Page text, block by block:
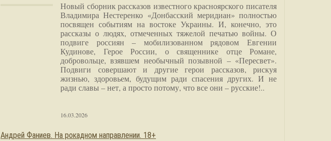
Новый сборник рассказов известного красноярского писателя
Владимира Нестеренко «Донбасский меридиан» полностью
посвящен событиям на востоке Украины. И, конечно, это
рассказы о людях, отмеченных тяжелой печатью войны. О
подвиге россиян – мобилизованном рядовом Евгении
Кудинове, Герое России, о священнике отце Романе,
добровольце, взявшем необычный позывной – «Пересвет».
Подвиги совершают и другие герои рассказов, рискуя
жизнью, здоровьем, будущим ради спасения других. И не
ради славы – нет, а просто потому, что все они – русские!..
16.03.2026
Андрей Фаниев. На рокадном направлении. 18+